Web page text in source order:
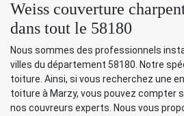
Weiss couverture
dans tout le 58180
Nous sommes des professionnels
villes du département 58180. Notre
toiture. Ainsi, si vous recherchez une
toiture à Marzy, vous pouvez compter
nos couvreurs experts. Nous vous